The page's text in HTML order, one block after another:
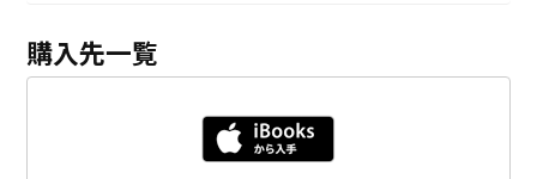
購入先一覧